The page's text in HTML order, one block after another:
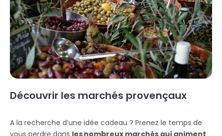
Découvrir les marchés provençaux
A la recherche d’une idée cadeau ? Prenez le temps de
vous perdre dans les nombreux marchés qui animent